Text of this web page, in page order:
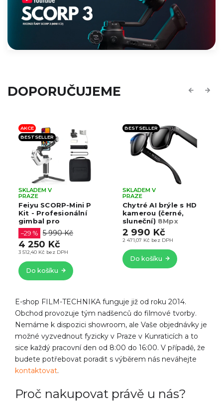
DOPORUČUJEME Previous
AKCE
BESTSELLER
Feiyu SCORP-Mini P
Kit - Profesionální
gimbal pro
smartphone
Nejvýkonnější mobilní
gimbal na trhu
Průměrné
hodnocení
produktu
hvězdiček.
SKLADEM V
PRAZE
3 512,40 Kč bez DPH
–29 % 5 990 Kč
4 250 Kč
Do košíku
BESTSELLER
Chytré AI brýle s HD
kamerou (černé,
sluneční) 8Mpx
senzor, EIS
stabilizace, WiFi,
hlasové ovládání,
odolnost IP65
SKLADEM V
PRAZE
2 471,07 Kč bez DPH
2 990 Kč
Do košíku
Next
E-shop FILM-TECHNIKA funguje již od roku 2014.
Obchod provozuje tým nadšenců do filmové tvorby.
Nemáme k dispozici showroom, ale Vaše objednávky je
možné vyzvednout fyzicky v Praze v Kunraticích a to
sice každý pracovní den od 8:00 do 16:00. V případě, že
budete potřebovat poradit s výběrem nás neváhejte
kontaktovat.
Proč nakupovat právě u nás?